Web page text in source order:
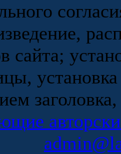
сайта;